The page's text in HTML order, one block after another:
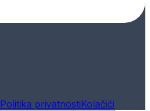
Politika privatnostiKolačići